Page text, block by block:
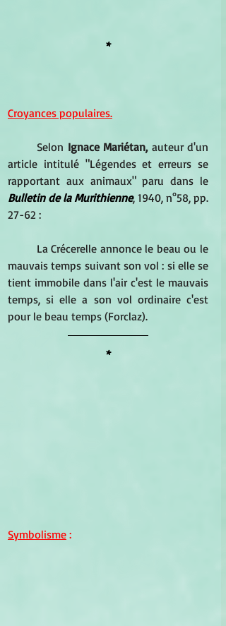
*
Croyances populaires.
Selon Ignace Mariétan, auteur d'un
article intitulé "Légendes et erreurs se
Bulletin de la Murithienne, 1940, n°58, pp.
27-62 :
La Crécerelle annonce le beau ou le
mauvais temps suivant son vol : si elle se
tient immobile dans l'air c'est le mauvais
temps, si elle a son vol ordinaire c'est
pour le beau temps (Forclaz).
*
Symbolisme :